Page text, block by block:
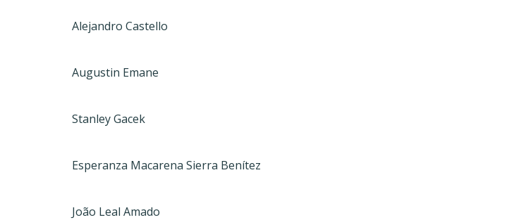
Alejandro Castello
Augustin Emane
Stanley Gacek
Esperanza Macarena Sierra Benítez
João Leal Amado